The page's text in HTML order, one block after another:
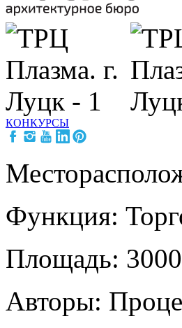
КОНКУРСЫ
Функция:
Площадь:
Авторы: